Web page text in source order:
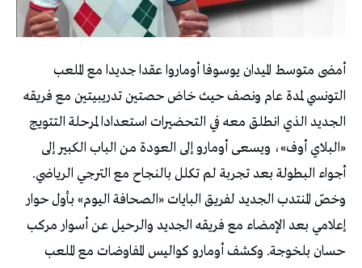
أمضى متوسط الميدان يوسوفا أوماروا عقدا جديدا مع الملعب
التونسي لمدة عام ونصف حيث خاض حصتين تدريبيتين مع فريقه
الجديد الذي انطلق معه في التحضيرات استعدادا لمرحلة التتويج
«البلاي أوف»، ويسعى أومارو إلى العودة من الباب الكبير إلى
أجواء البطولة بعد تجربة لم تكلل بالنجاح مع الترجي الرياضي.
وخصّ المنتدب الجديد لفريق البايات «الصحافة اليوم» بأول حوار
إعلامي بعد الإمضاء مع فريقه الجديد والرحيل عن أسوار مركب
حسان بلخوجة. وكشف أومارو كواليس المفاوضات مع الملعب